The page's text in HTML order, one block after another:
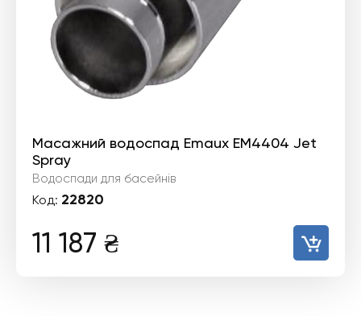
Масажний водоспад Emaux EM4404 Jet
Spray
Водоспади для басейнів
Код: 22820
11 187 ₴